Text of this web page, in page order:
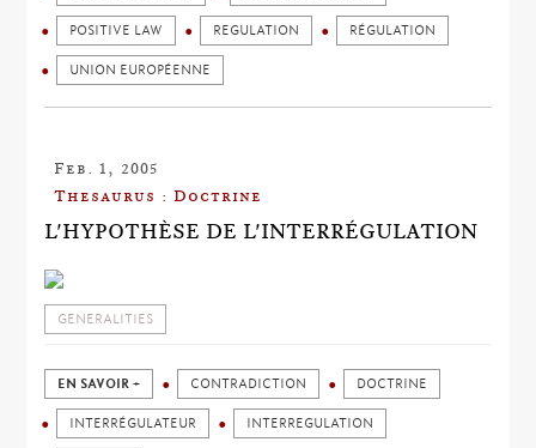
POSITIVE LAW REGULATION RÉGULATION
UNION EUROPÉENNE
Feb. 1, 2005
Thesaurus : Doctrine
L'HYPOTHÈSE DE L'INTERRÉGULATION
GENERALITIES
EN SAVOIR + CONTRADICTION DOCTRINE
INTERRÉGULATEUR INTERREGULATION